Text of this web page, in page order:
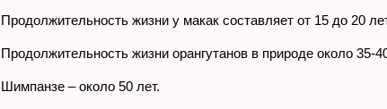
Продолжительность жизни у макак составляет от 15 до 20
Продолжительность жизни орангутанов в природе около 35-
Шимпанзе – около 50 лет.